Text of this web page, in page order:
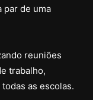
par de uma
reuniões
trabalho,
as escolas.